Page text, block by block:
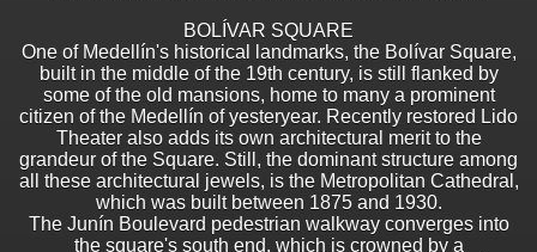
BOLÍVAR SQUARE
One of Medellín's historical landmarks, the Bolívar Square,
built in the middle of the 19th century, is still flanked by
some of the old mansions, home to many a prominent
citizen of the Medellín of yesteryear. Recently restored Lido
Theater also adds its own architectural merit to the
grandeur of the Square. Still, the dominant structure among
all these architectural jewels, is the Metropolitan Cathedral,
which was built between 1875 and 1930.
The Junín Boulevard pedestrian walkway converges into
the square's south end, which is crowned by a